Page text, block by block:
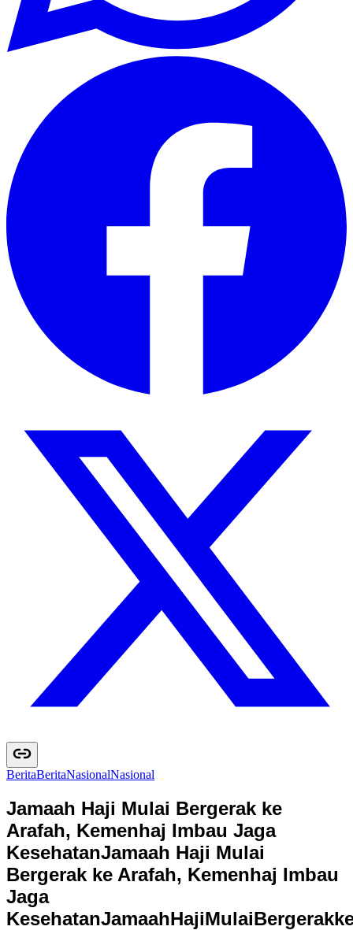
BeritaBeritaNasionalNasional
Jamaah Haji Mulai Bergerak ke
Arafah, Kemenhaj Imbau Jaga
KesehatanJamaah Haji Mulai
Bergerak ke Arafah, Kemenhaj Imbau
Jaga
KesehatanJamaahHajiMulaiBergerakk